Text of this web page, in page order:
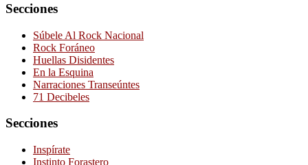
Secciones
Súbele Al Rock Nacional
Rock Foráneo
Huellas Disidentes
En la Esquina
Narraciones Transeúntes
71 Decibeles
Secciones
Inspírate
Instinto Forastero